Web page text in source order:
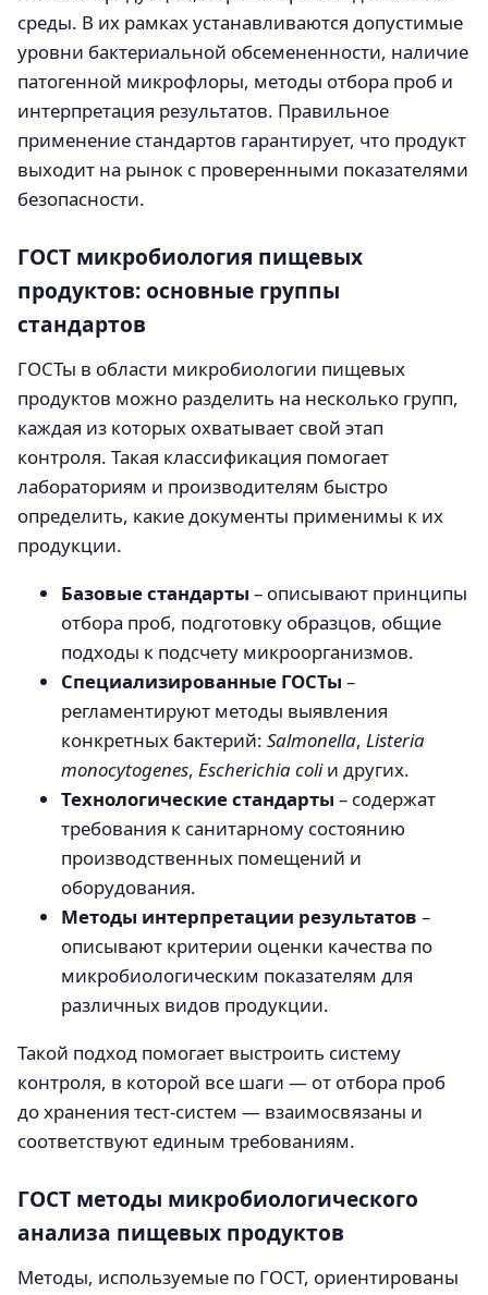
среды. В их рамках устанавливаются допустимые
уровни бактериальной обсемененности, наличие
патогенной микрофлоры, методы отбора проб и
интерпретация результатов. Правильное
применение стандартов гарантирует, что продукт
выходит на рынок с проверенными показателями
безопасности.
ГОСТ микробиология пищевых
продуктов: основные группы
стандартов
ГОСТы в области микробиологии пищевых
продуктов можно разделить на несколько групп,
каждая из которых охватывает свой этап
контроля. Такая классификация помогает
лабораториям и производителям быстро
определить, какие документы применимы к их
продукции.
Базовые стандарты – описывают принципы
отбора проб, подготовку образцов, общие
подходы к подсчету микроорганизмов.
Специализированные ГОСТы –
регламентируют методы выявления
конкретных бактерий: Salmonella, Listeria
monocytogenes, Escherichia coliи других.
Технологические стандарты – содержат
требования к санитарному состоянию
производственных помещений и
оборудования.
Методы интерпретации результатов –
описывают критерии оценки качества по
микробиологическим показателям для
различных видов продукции.
Такой подход помогает выстроить систему
контроля, в которой все шаги — от отбора проб
до хранения тест-систем — взаимосвязаны и
соответствуют единым требованиям.
ГОСТ методы микробиологического
анализа пищевых продуктов
Методы, используемые по ГОСТ, ориентированы